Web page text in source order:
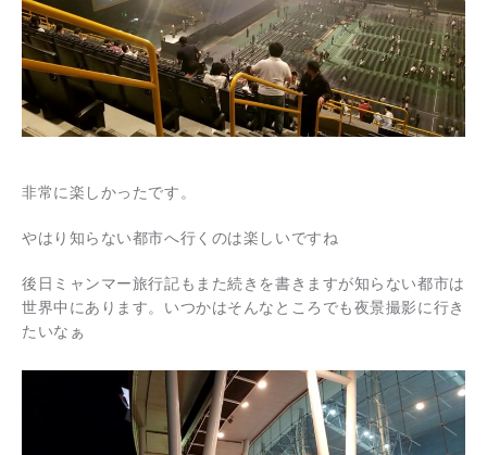
非常に楽しかったです。
やはり知らない都市へ行くのは楽しいですね
後日ミャンマー旅行記もまた続きを書きますが知らない都市は
世界中にあります。いつかはそんなところでも夜景撮影に行き
たいなぁ